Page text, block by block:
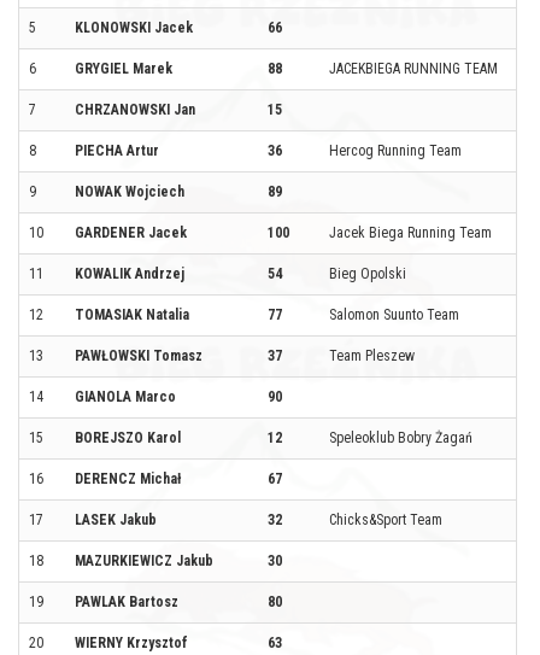
5 KLONOWSKI Jacek 66
6 GRYGIEL Marek 88 JACEKBIEGA RUNNING TEAM
7 CHRZANOWSKI Jan 15
8 PIECHA Artur 36 Hercog Running Team
9 NOWAK Wojciech 89
10 GARDENER Jacek 100 Jacek Biega Running Team
11 KOWALIK Andrzej 54 Bieg Opolski
12 TOMASIAK Natalia 77 Salomon Suunto Team
13 PAWŁOWSKI Tomasz 37 Team Pleszew
14 GIANOLA Marco 90
15 BOREJSZO Karol 12 Speleoklub Bobry Żagań
16 DERENCZ Michał 67
17 LASEK Jakub 32 Chicks&Sport Team
18 MAZURKIEWICZ Jakub 30
19 PAWLAK Bartosz 80
20 WIERNY Krzysztof 63